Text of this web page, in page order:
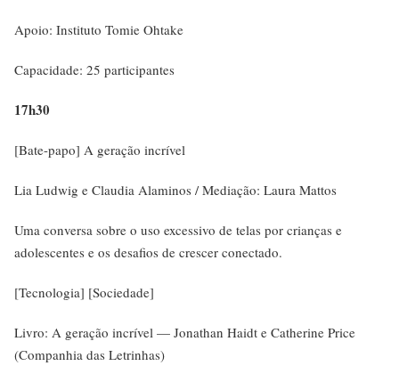
Apoio: Instituto Tomie Ohtake
Capacidade: 25 participantes
17h30
[Bate-papo] A geração incrível
Lia Ludwig e Claudia Alaminos / Mediação: Laura Mattos
Uma conversa sobre o uso excessivo de telas por crianças e
adolescentes e os desafios de crescer conectado.
[Tecnologia] [Sociedade]
Livro: A geração incrível — Jonathan Haidt e Catherine Price
(Companhia das Letrinhas)